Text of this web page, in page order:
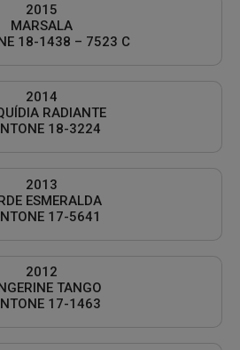
2015
MARSALA
18-1438 – 7523 C
2014
RADIANTE
18-3224
2013
ESMERALDA
17-5641
2012
TANGO
17-1463